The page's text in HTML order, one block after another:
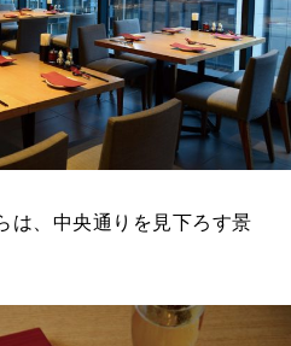
は、中央通りを見下ろす景